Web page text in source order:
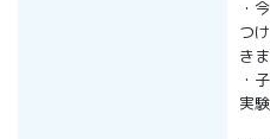
・
つ
き
・
実